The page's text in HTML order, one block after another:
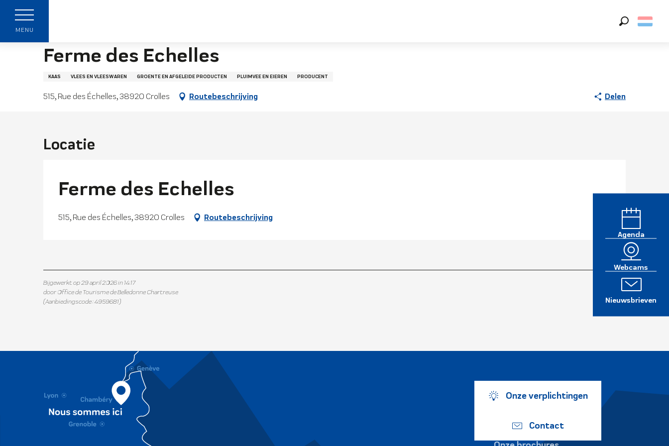
contenu
principal
MENU
Agenda
Webcams
Nieuwsbrieven
Ferme des Echelles
KAAS VLEES EN VLEESWAREN GROENTE EN AFGELEIDE PRODUCTEN PLUIMVEE EN EIEREN PRODUCENT
515, Rue des Échelles, 38920 Crolles Routebeschrijving Delen
Locatie
Ferme des Echelles
515, Rue des Échelles, 38920 Crolles Routebeschrijving
Bijgewerkt op 29 april 2026 in 14:17
door Office de Tourisme de Belledonne Chartreuse
(Aanbiedingscode :4959681)
Onze verplichtingen
Contact